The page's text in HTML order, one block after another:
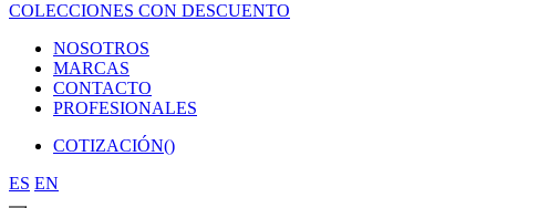
COLECCIONES CON DESCUENTO
NOSOTROS
MARCAS
CONTACTO
PROFESIONALES
COTIZACIÓN()
ES EN